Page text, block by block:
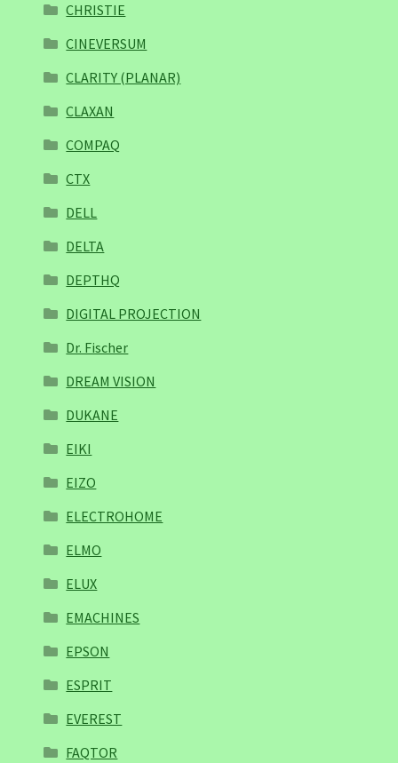
CHRISTIE
CINEVERSUM
CLARITY (PLANAR)
CLAXAN
COMPAQ
CTX
DELL
DELTA
DEPTHQ
DIGITAL PROJECTION
Dr. Fischer
DREAM VISION
DUKANE
EIKI
EIZO
ELECTROHOME
ELMO
ELUX
EMACHINES
EPSON
ESPRIT
EVEREST
FAQTOR